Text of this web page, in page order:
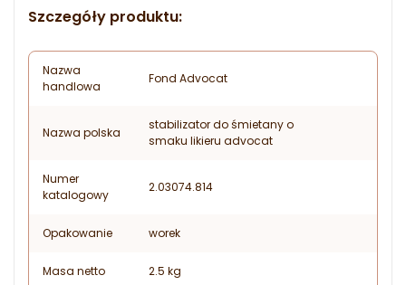
Szczegóły produktu:
Nazwa
handlowa
Fond Advocat
Nazwa polska
stabilizator do śmietany o
smaku likieru advocat
Numer
katalogowy
2.03074.814
Opakowanie worek
Masa netto 2.5 kg